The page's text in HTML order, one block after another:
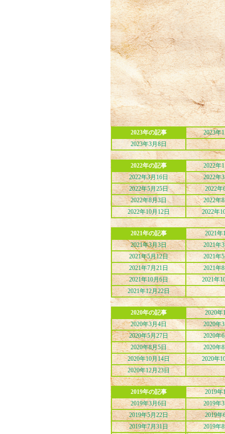
2023年の記事
2023年
2023年3月8日
2022年の記事
2022年
2022年3月16日
2022年
2022年5月25日
2022年
2022年8月3日
2022年
2022年10月12日
2022年
2021年の記事
2021年
2021年3月3日
2021年
2021年5月12日
2021年
2021年7月21日
2021年
2021年10月6日
2021年
2021年12月22日
2020年の記事
2020年
2020年3月4日
2020年
2020年5月27日
2020年
2020年8月5日
2020年
2020年10月14日
2020年
2020年12月23日
2019年の記事
2019年
2019年3月6日
2019年
2019年5月22日
2019年
2019年7月31日
2019年